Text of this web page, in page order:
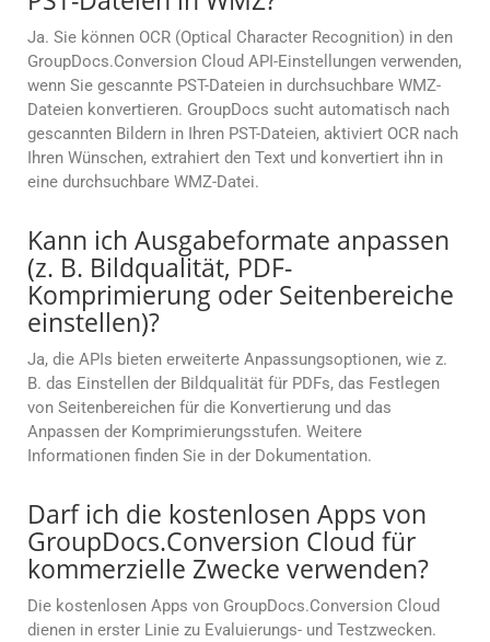
Ja. Sie können OCR (Optical Character Recognition) in den
GroupDocs.Conversion Cloud API-Einstellungen verwenden,
wenn Sie gescannte PST-Dateien in durchsuchbare WMZ-
Dateien konvertieren. GroupDocs sucht automatisch nach
gescannten Bildern in Ihren PST-Dateien, aktiviert OCR nach
Ihren Wünschen, extrahiert den Text und konvertiert ihn in
eine durchsuchbare WMZ-Datei.
Kann ich Ausgabeformate anpassen
(z. B. Bildqualität, PDF-
Komprimierung oder Seitenbereiche
einstellen)?
Ja, die APIs bieten erweiterte Anpassungsoptionen, wie z.
B. das Einstellen der Bildqualität für PDFs, das Festlegen
von Seitenbereichen für die Konvertierung und das
Anpassen der Komprimierungsstufen. Weitere
Informationen finden Sie in der Dokumentation.
Darf ich die kostenlosen Apps von
GroupDocs.Conversion Cloud für
kommerzielle Zwecke verwenden?
Die kostenlosen Apps von GroupDocs.Conversion Cloud
dienen in erster Linie zu Evaluierungs- und Testzwecken.